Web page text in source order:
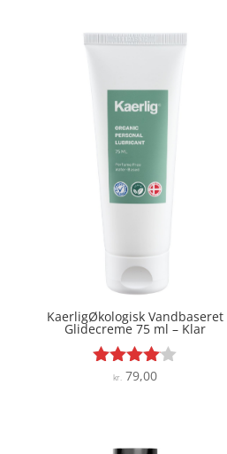
KaerligØkologisk Vandbaseret
Glidecreme 75 ml – Klar
Vurderet
kr. 79,00